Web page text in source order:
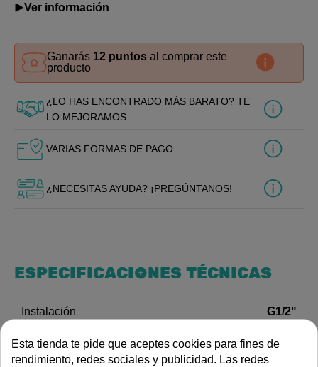
Ver información
Ganarás 12 puntos al comprar este
producto
¿LO HAS ENCONTRADO MÁS BARATO? TE
LO MEJORAMOS
VARIAS FORMAS DE PAGO
¿NECESITAS AYUDA? ¡PREGÚNTANOS!
ESPECIFICACIONES TÉCNICAS
Instalación G1/2"
Tipo de accesorio de
grifería
Flexo de Ducha
Esta tienda te pide que aceptes cookies para fines de
rendimiento, redes sociales y publicidad. Las redes